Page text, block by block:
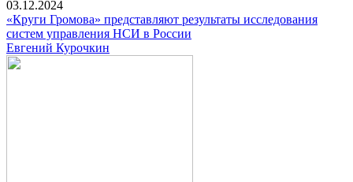
03.12.2024
«Круги Громова» представляют результаты исследования
систем управления НСИ в России
Евгений Курочкин